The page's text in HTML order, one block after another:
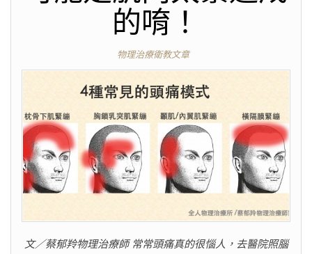
的唷！
物理治療衛教文章
文／蔡郁羚物理治療師 常常頭痛真的很惱人，去醫院照腦